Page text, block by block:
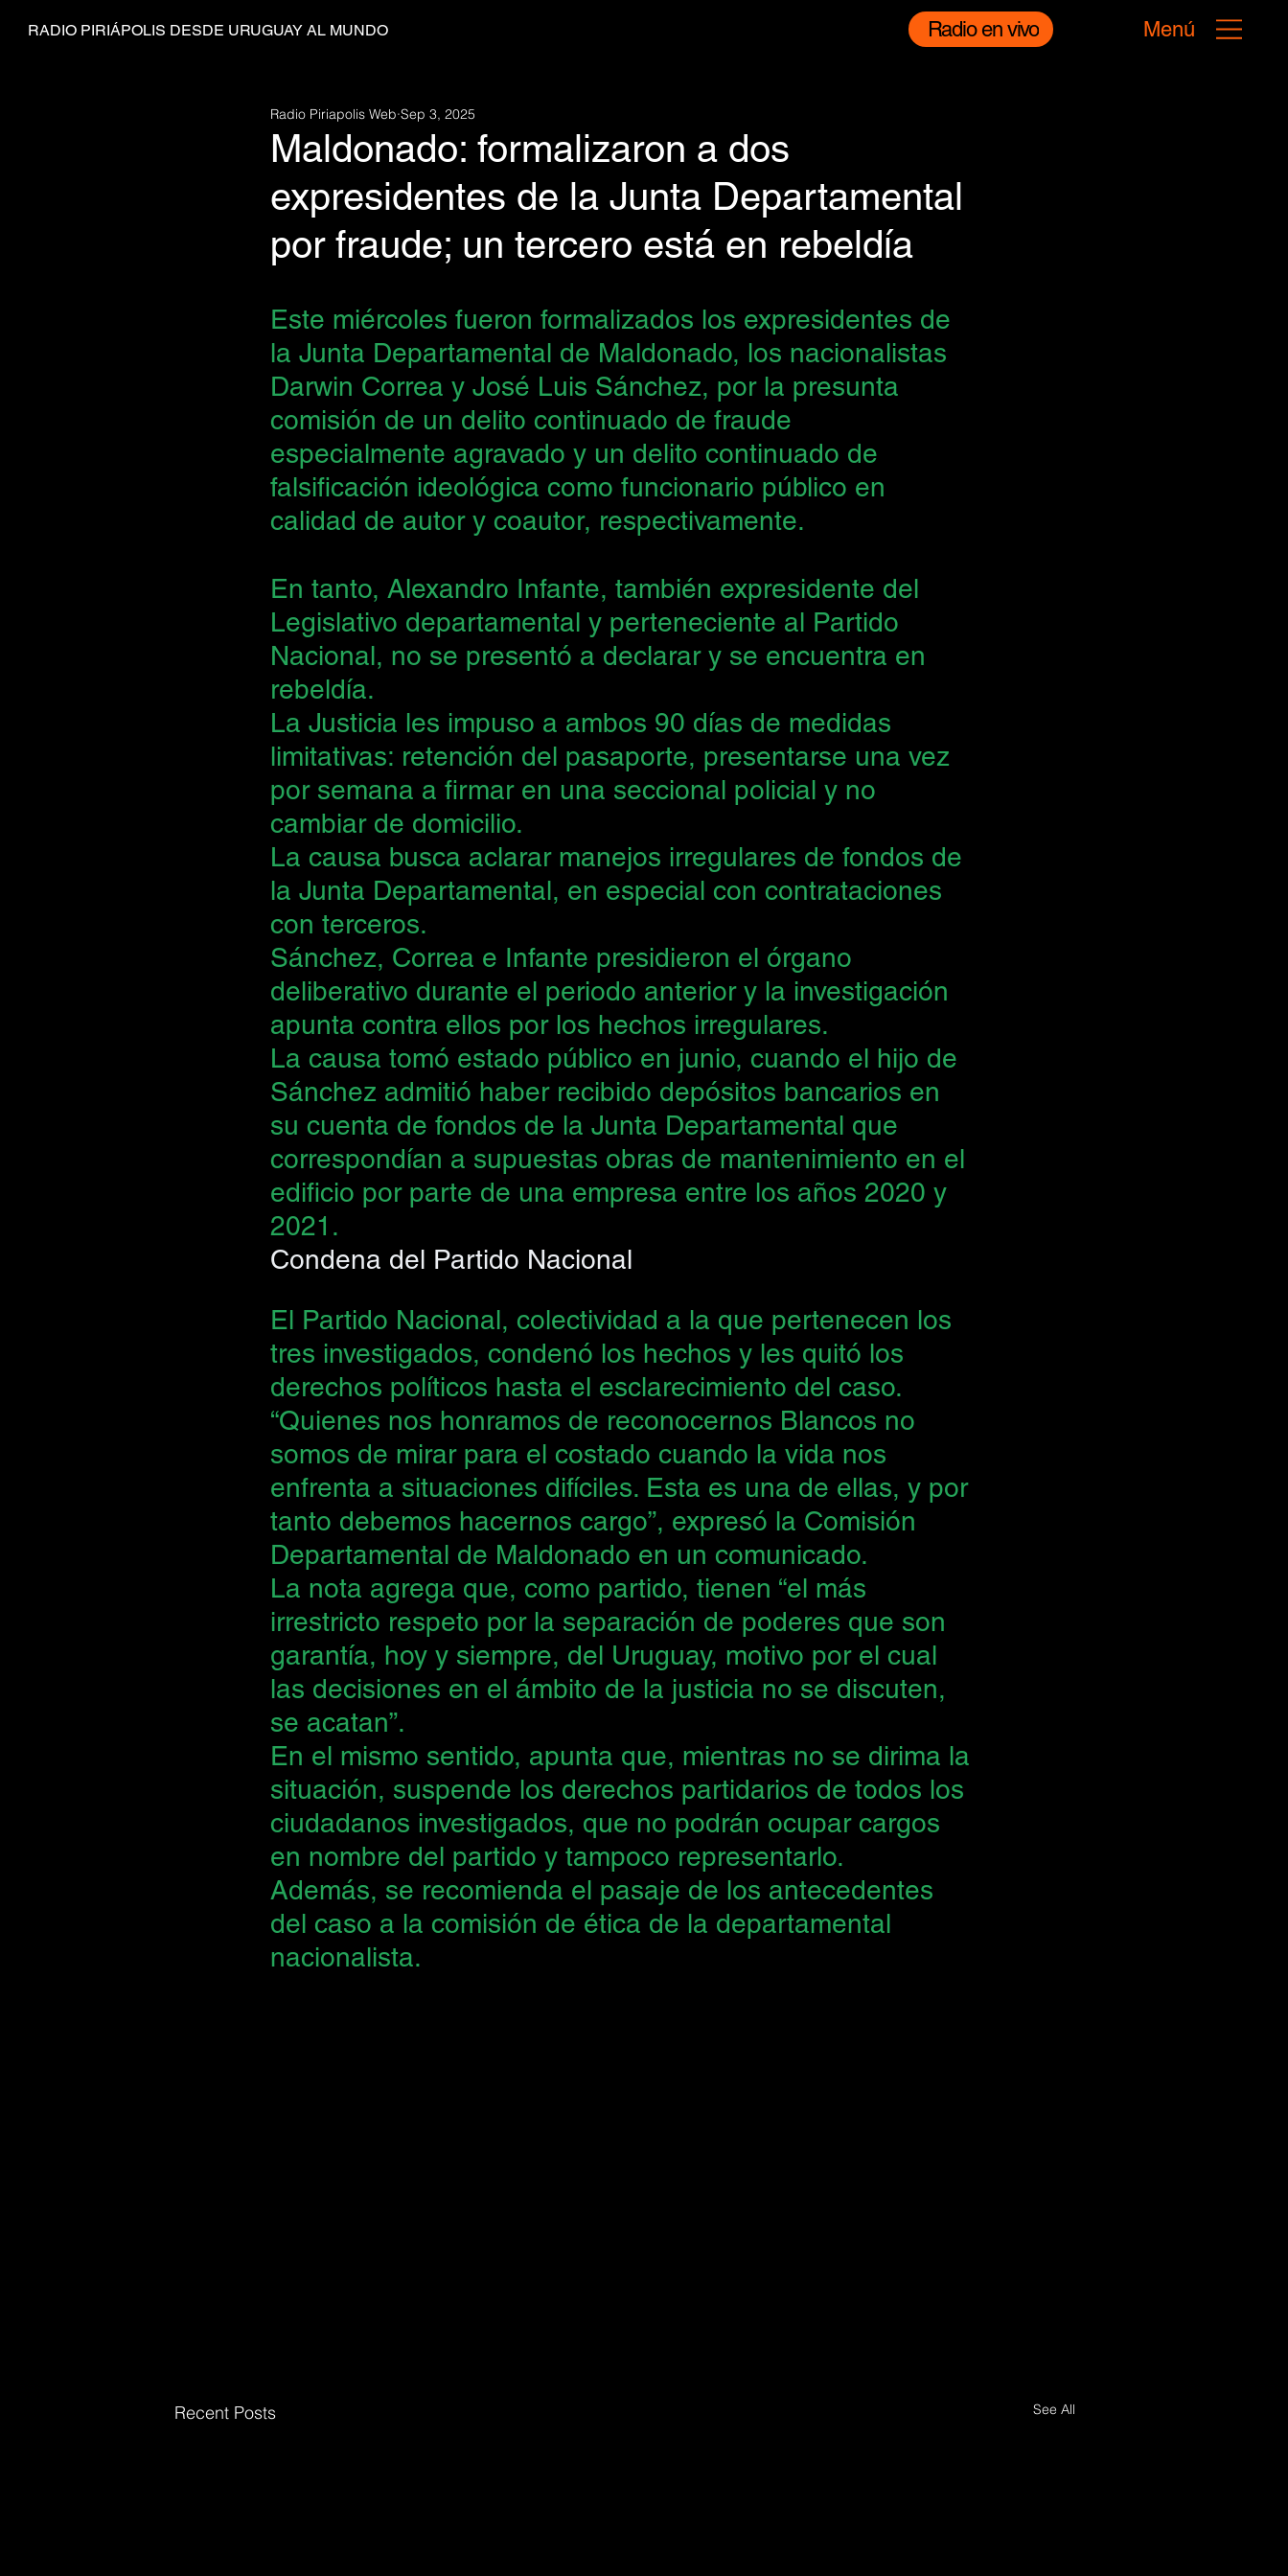
RADIO PIRIÁPOLIS DESDE URUGUAY AL MUNDO Radio en vivo Menú
Maldonado: formalizaron a dos
expresidentes de la Junta Departamental
por fraude; un tercero está en rebeldía
Radio Piriapolis Web Sep 3, 2025
Este miércoles fueron formalizados los expresidentes de
la Junta Departamental de Maldonado, los nacionalistas
Darwin Correa y José Luis Sánchez, por la presunta
comisión de un delito continuado de fraude
especialmente agravado y un delito continuado de
falsificación ideológica como funcionario público en
calidad de autor y coautor, respectivamente.
En tanto, Alexandro Infante, también expresidente del
Legislativo departamental y perteneciente al Partido
Nacional, no se presentó a declarar y se encuentra en
rebeldía.
La Justicia les impuso a ambos 90 días de medidas
limitativas: retención del pasaporte, presentarse una vez
por semana a firmar en una seccional policial y no
cambiar de domicilio.
La causa busca aclarar manejos irregulares de fondos de
la Junta Departamental, en especial con contrataciones
con terceros.
Sánchez, Correa e Infante presidieron el órgano
deliberativo durante el periodo anterior y la investigación
apunta contra ellos por los hechos irregulares.
La causa tomó estado público en junio, cuando el hijo de
Sánchez admitió haber recibido depósitos bancarios en
su cuenta de fondos de la Junta Departamental que
correspondían a supuestas obras de mantenimiento en el
edificio por parte de una empresa entre los años 2020 y
2021.
Condena del Partido Nacional
El Partido Nacional, colectividad a la que pertenecen los
tres investigados, condenó los hechos y les quitó los
derechos políticos hasta el esclarecimiento del caso.
“Quienes nos honramos de reconocernos Blancos no
somos de mirar para el costado cuando la vida nos
enfrenta a situaciones difíciles. Esta es una de ellas, y por
tanto debemos hacernos cargo”, expresó la Comisión
Departamental de Maldonado en un comunicado.
La nota agrega que, como partido, tienen “el más
irrestricto respeto por la separación de poderes que son
garantía, hoy y siempre, del Uruguay, motivo por el cual
las decisiones en el ámbito de la justicia no se discuten,
se acatan”.
En el mismo sentido, apunta que, mientras no se dirima la
situación, suspende los derechos partidarios de todos los
ciudadanos investigados, que no podrán ocupar cargos
en nombre del partido y tampoco representarlo.
Además, se recomienda el pasaje de los antecedentes
del caso a la comisión de ética de la departamental
nacionalista.
Recent Posts See All